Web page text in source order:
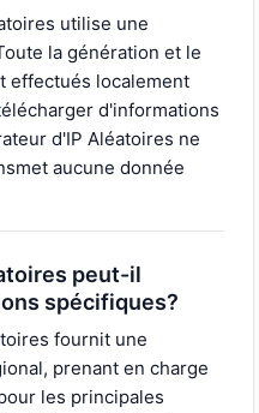
utilise une
la génération et le
effectués localement
d'informations
d'IP Aléatoires ne
aucune donnée
peut-il
spécifiques?
fournit une
prenant en charge
les principales